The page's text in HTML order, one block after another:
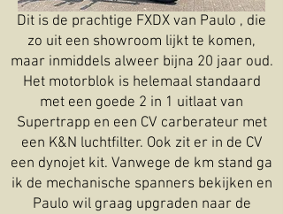
Dit is de prachtige FXDX van Paulo , die
zo uit een showroom lijkt te komen,
maar inmiddels alweer bijna 20 jaar oud.
Het motorblok is helemaal standaard
met een goede 2 in 1 uitlaat van
Supertrapp en een CV carberateur met
een K&N luchtfilter. Ook zit er in de CV
een dynojet kit. Vanwege de km stand ga
ik de mechanische spanners bekijken en
Paulo wil graag upgraden naar de